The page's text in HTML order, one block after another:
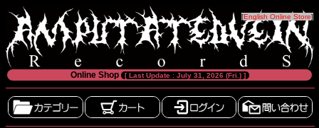
[English Online Store]
Online Shop [ Last Update : July 31, 2026 (Fri.) ]